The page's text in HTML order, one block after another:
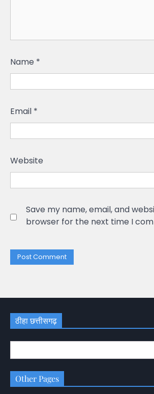
Name *
Email *
Website
Save my name, email, and
browser for the next time I
ठीहा छत्तीसगढ़
Other Pages